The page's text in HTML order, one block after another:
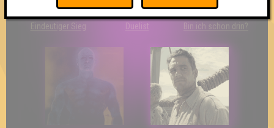
Eindeutiger Sieg Duelist Bin ich schon drin?